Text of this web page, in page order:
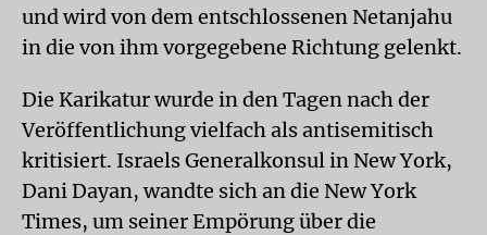
und wird von dem entschlossenen Netanjahu
in die von ihm vorgegebene Richtung gelenkt.
Die Karikatur wurde in den Tagen nach der
Veröffentlichung vielfach als antisemitisch
kritisiert. Israels Generalkonsul in New York,
Dani Dayan, wandte sich an die New York
Times, um seiner Empörung über die